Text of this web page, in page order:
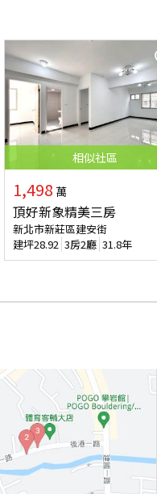
相似社區
1,498 萬
頂好新象精美三房
新北市新莊區建安街
建坪28.92 3房2廳 31.8年